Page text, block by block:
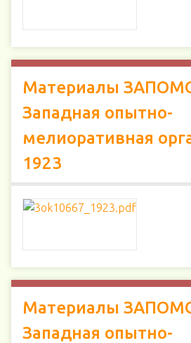
Материалы
Западная опытно-
мелиоративная
1923
Материалы
Западная опытно-